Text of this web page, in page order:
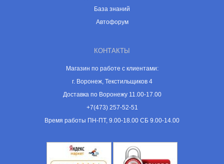
База знаний
Автофорум
КОНТАКТЫ
Магазин по работе с клиентами:
г. Воронеж, Текстильщиков 4
Доставка по Воронежу 11.00-17.00
+7(473) 257-52-51
Время работы ПН-ПТ, 9.00-18.00 СБ 9.00-14.00